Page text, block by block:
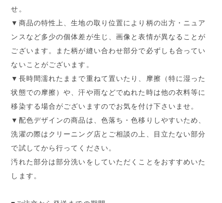
せ。
▼商品の特性上、生地の取り位置により柄の出方・ニュア
ンスなど多少の個体差が生じ、画像と表情が異なることが
ございます。また柄が縫い合わせ部分で必ずしも合ってい
ないことがございます。
▼長時間濡れたままで重ねて置いたり、摩擦（特に湿った
状態での摩擦）や、汗や雨などでぬれた時は他の衣料等に
移染する場合がございますのでお気を付け下さいませ。
▼配色デザインの商品は、色落ち・色移りしやすいため、
洗濯の際はクリーニング店とご相談の上、目立たない部分
で試してから行ってください。
汚れた部分は部分洗いをしていただくことをおすすめいた
します。